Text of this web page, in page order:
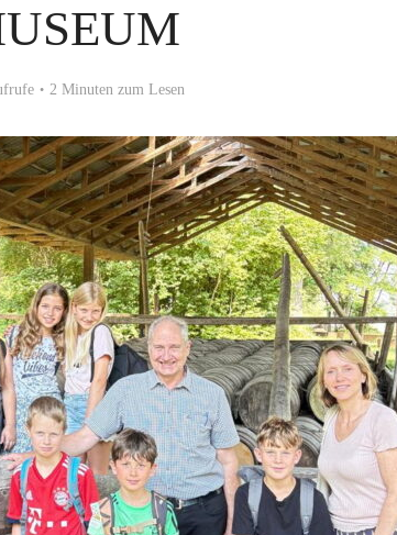
2 Minuten zum Lesen